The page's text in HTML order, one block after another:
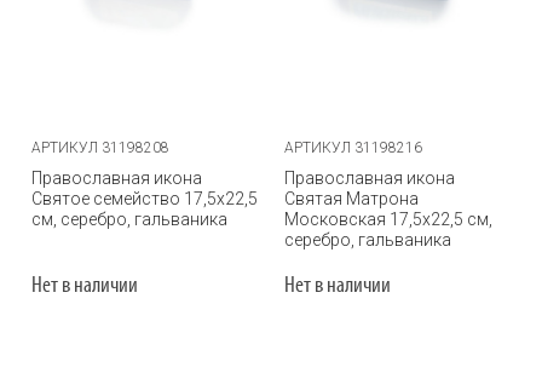
АРТИКУЛ 31198208
Православная икона
Святое семейство 17,5х22,5
см, серебро, гальваника
Нет в наличии
АРТИКУЛ 31198216
Православная икона
Святая Матрона
Московская 17,5х22,5 см,
серебро, гальваника
Нет в наличии